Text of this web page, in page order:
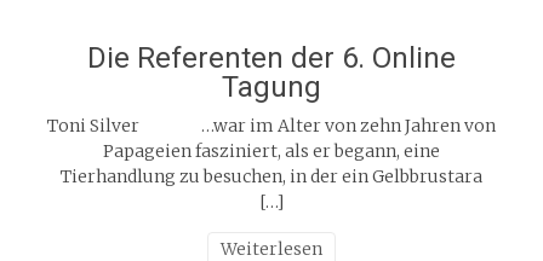
Die Referenten der 6. Online
Tagung
Toni Silver …war im Alter von zehn Jahren von
Papageien fasziniert, als er begann, eine
Tierhandlung zu besuchen, in der ein Gelbbrustara
[…]
Weiterlesen